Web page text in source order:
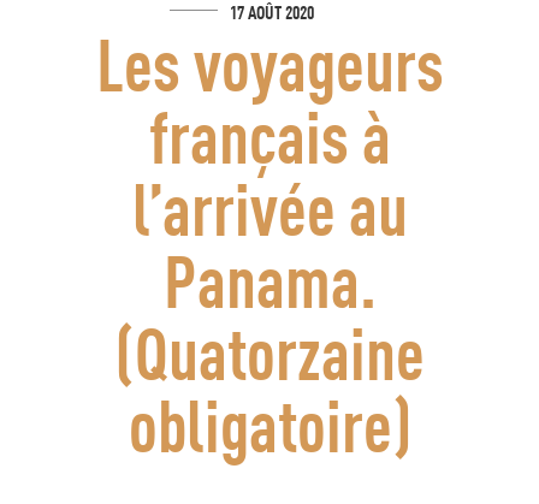
Les voyageurs
français à
l’arrivée au
Panama.
(Quatorzaine
obligatoire)
17 AOÛT 2020